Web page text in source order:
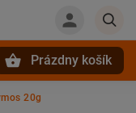
Prázdny košík
20g